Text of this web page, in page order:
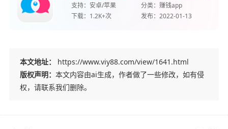
支持： 安卓/苹果 分类： 赚钱app
下载： 1.2K+次 发布： 2022-01-13
本文地址：
https://www.viy88.com/view/1641.html
版权声明： 本文内容由ai生成，作者做了一些修改，如有侵
权，请联系我们删除。